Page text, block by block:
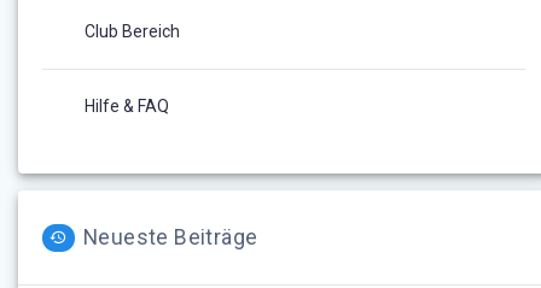
Club Bereich
Hilfe & FAQ
Neueste Beiträge